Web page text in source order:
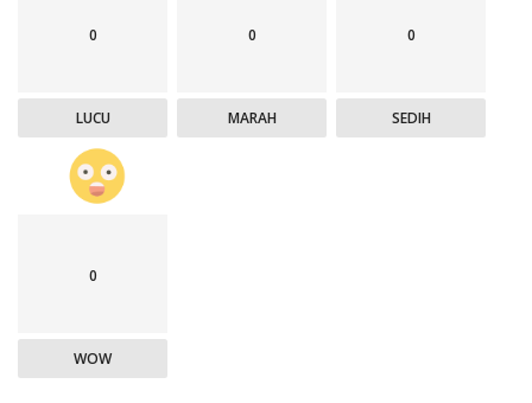
0
LUCU
0
MARAH
0
SEDIH
0
WOW